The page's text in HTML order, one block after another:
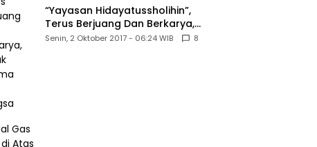
“Yayasan Hidayatussholihin”,
Terus Berjuang Dan Berkarya,
Untuk Agama Dan Bangsa
Senin, 2 Oktober 2017 - 06:24 WIB 8